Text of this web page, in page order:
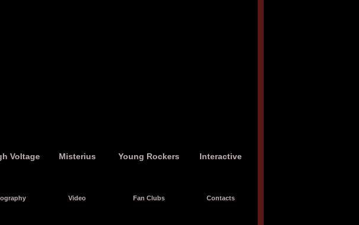
Voltage Misterius Young Rockers Interactive
Video Fan Clubs Contacts